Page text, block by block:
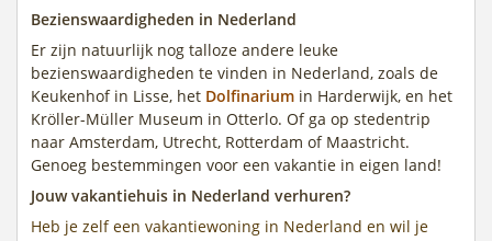
Bezienswaardigheden in Nederland
Er zijn natuurlijk nog talloze andere leuke
bezienswaardigheden te vinden in Nederland, zoals de
Keukenhof in Lisse, het Dolfinarium in Harderwijk, en het
Kröller-Müller Museum in Otterlo. Of ga op stedentrip
naar Amsterdam, Utrecht, Rotterdam of Maastricht.
Genoeg bestemmingen voor een vakantie in eigen land!
Jouw vakantiehuis in Nederland verhuren?
Heb je zelf een vakantiewoning in Nederland en wil je